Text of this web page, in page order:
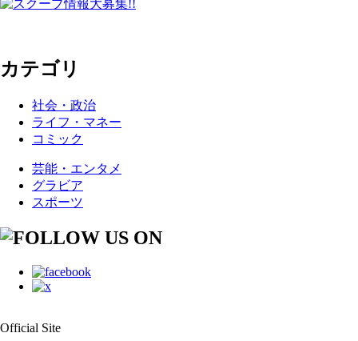
カテゴリ
社会・政治
ライフ・マネー
コミック
芸能・エンタメ
グラビア
スポーツ
Official Site